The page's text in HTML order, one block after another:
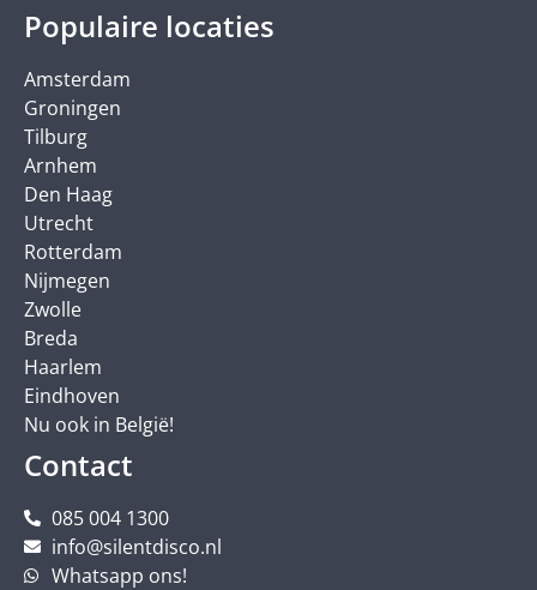
Populaire locaties
Amsterdam
Groningen
Tilburg
Arnhem
Den Haag
Utrecht
Rotterdam
Nijmegen
Zwolle
Breda
Haarlem
Eindhoven
Nu ook in België!
Contact
085 004 1300
info@silentdisco.nl
Whatsapp ons!